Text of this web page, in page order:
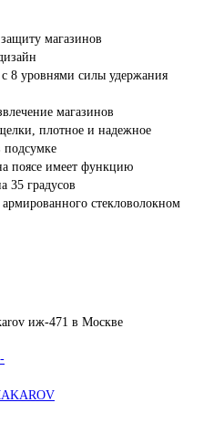
магазинов
8 уровнями силы удержания
магазинов
плотное и надежное
подсумке
поясе имеет функцию
35 градусов
стекловолокном
иж-471 в Москве